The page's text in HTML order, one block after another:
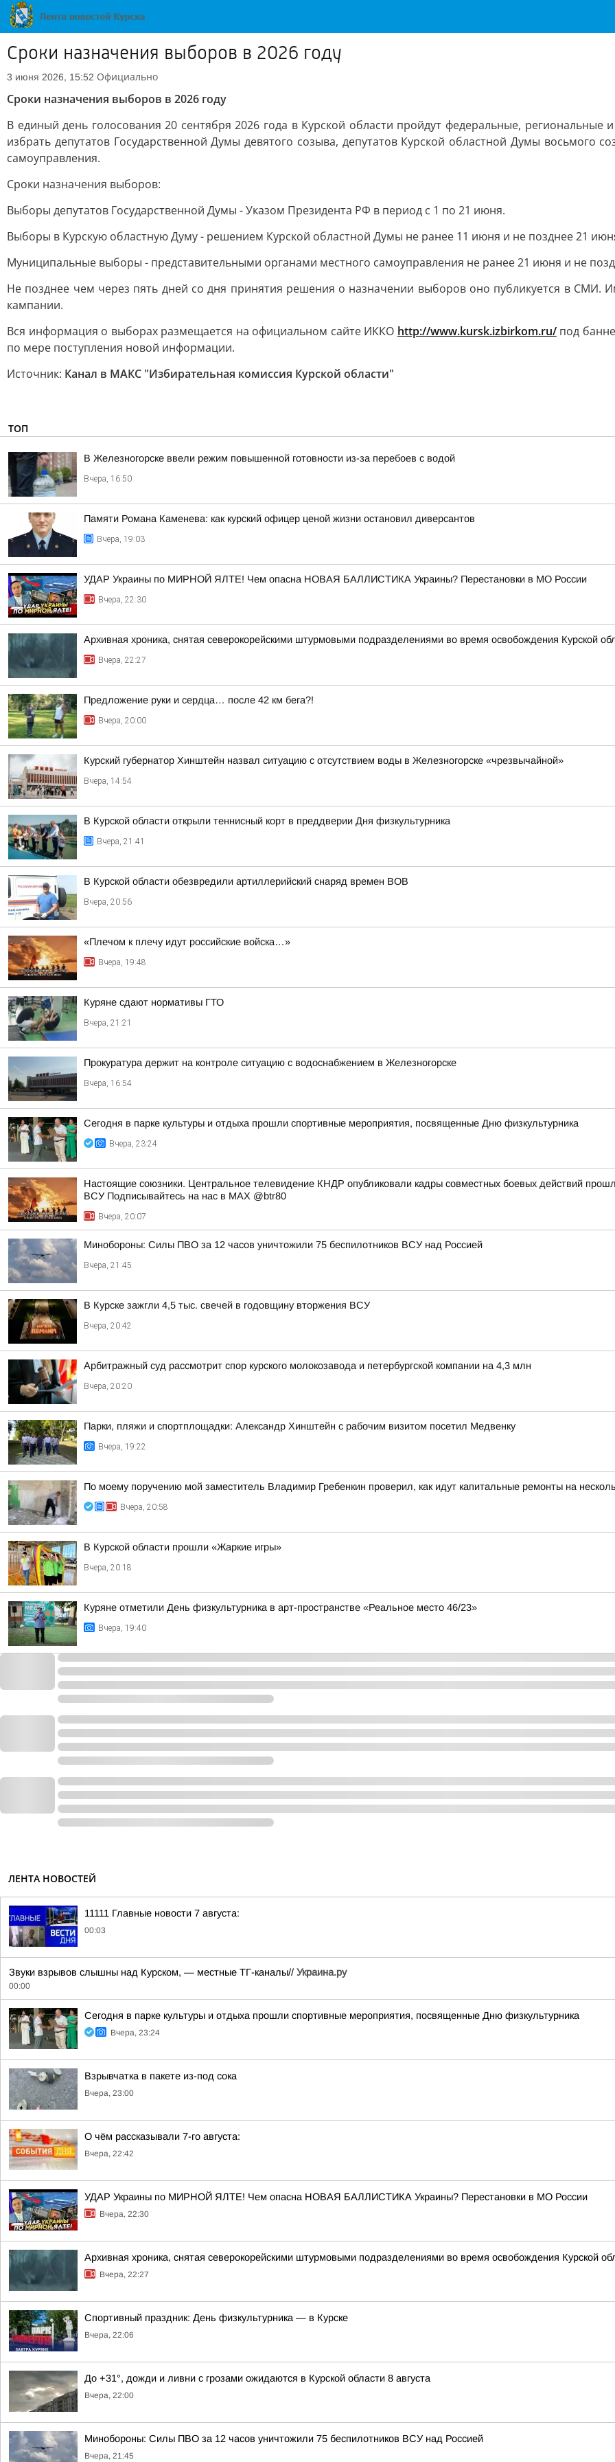
Сроки назначения выборов в 2026 году
3 июня 2026, 15:52 Официально
Сроки назначения выборов в 2026 году
В единый день голосования 20 сентября 2026 года в Курской области пройдут федеральные,
избрать депутатов Государственной Думы девятого созыва, депутатов Курской областной Думы восьмого
самоуправления.
Сроки назначения выборов:
Выборы депутатов Государственной Думы - Указом Президента РФ в период с 1 по 21 июня.
Выборы в Курскую областную Думу - решением Курской областной Думы не ранее 11 июня и не позднее 21
Муниципальные выборы - представительными органами местного самоуправления не ранее 21 июня и не
Не позднее чем через пять дней со дня принятия решения о назначении выборов оно публикуется в СМИ.
кампании.
Вся информация о выборах размещается на официальном сайте ИККО http://www.kursk.izbirkom.ru/под
по мере поступления новой информации.
Источник: Канал в МАКС "Избирательная комиссия Курской области"
ТОП
В Железногорске ввели режим повышенной готовности из-за перебоев с водой
Вчера, 16:50
Памяти Романа Каменева: как курский офицер ценой жизни остановил диверсантов
Вчера, 19:03
УДАР Украины по МИРНОЙ ЯЛТЕ! Чем опасна НОВАЯ БАЛЛИСТИКА Украины? Перестановки в МО России
Вчера, 22:30
Архивная хроника, снятая северокорейскими штурмовыми подразделениями во время освобождения Курской
Вчера, 22:27
Предложение руки и сердца… после 42 км бега?!
Вчера, 20:00
Курский губернатор Хинштейн назвал ситуацию с отсутствием воды в Железногорске «чрезвычайной»
Вчера, 14:54
В Курской области открыли теннисный корт в преддверии Дня физкультурника
Вчера, 21:41
В Курской области обезвредили артиллерийский снаряд времен ВОВ
Вчера, 20:56
«Плечом к плечу идут российские войска…»
Вчера, 19:48
Куряне сдают нормативы ГТО
Вчера, 21:21
Прокуратура держит на контроле ситуацию с водоснабжением в Железногорске
Вчера, 16:54
Сегодня в парке культуры и отдыха прошли спортивные мероприятия, посвященные Дню физкультурника
Вчера, 23:24
Настоящие союзники. Центральное телевидение КНДР опубликовали кадры совместных боевых действий
ВСУ Подписывайтесь на нас в MAX @btr80
Вчера, 20:07
Минобороны: Силы ПВО за 12 часов уничтожили 75 беспилотников ВСУ над Россией
Вчера, 21:45
В Курске зажгли 4,5 тыс. свечей в годовщину вторжения ВСУ
Вчера, 20:42
Арбитражный суд рассмотрит спор курского молокозавода и петербургской компании на 4,3 млн
Вчера, 20:20
Парки, пляжи и спортплощадки: Александр Хинштейн с рабочим визитом посетил Медвенку
Вчера, 19:22
По моему поручению мой заместитель Владимир Гребенкин проверил, как идут капитальные ремонты на
Вчера, 20:58
В Курской области прошли «Жаркие игры»
Вчера, 20:18
Куряне отметили День физкультурника в арт-пространстве «Реальное место 46/23»
Вчера, 19:40
ЛЕНТА НОВОСТЕЙ
11111 Главные новости 7 августа:
00:03
Звуки взрывов слышны над Курском, — местные ТГ-каналы// Украина.ру
00:00
Сегодня в парке культуры и отдыха прошли спортивные мероприятия, посвященные Дню физкультурника
Вчера, 23:24
Взрывчатка в пакете из-под сока
Вчера, 23:00
О чём рассказывали 7-го августа:
Вчера, 22:42
УДАР Украины по МИРНОЙ ЯЛТЕ! Чем опасна НОВАЯ БАЛЛИСТИКА Украины? Перестановки в МО России
Вчера, 22:30
Архивная хроника, снятая северокорейскими штурмовыми подразделениями во время освобождения Курской
Вчера, 22:27
Спортивный праздник: День физкультурника — в Курске
Вчера, 22:06
До +31°, дожди и ливни с грозами ожидаются в Курской области 8 августа
Вчера, 22:00
Минобороны: Силы ПВО за 12 часов уничтожили 75 беспилотников ВСУ над Россией
Вчера, 21:45